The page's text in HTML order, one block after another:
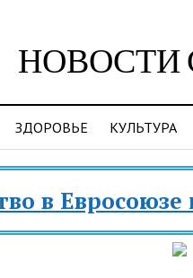
НОВОСТИ
ЗДОРОВЬЕ КУЛЬТУРА
и